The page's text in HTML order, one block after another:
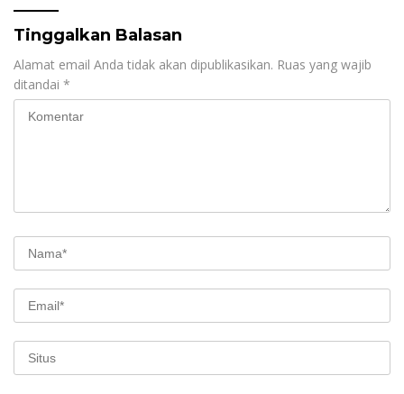
Tinggalkan Balasan
Alamat email Anda tidak akan dipublikasikan. Ruas yang wajib
ditandai *